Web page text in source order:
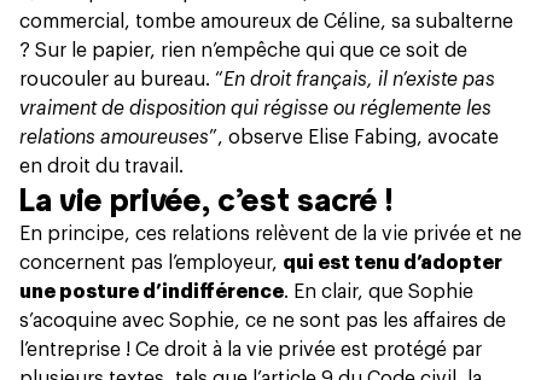
commercial, tombe amoureux de Céline, sa subalterne
? Sur le papier, rien n’empêche qui que ce soit de
roucouler au bureau. “En droit français, il n’existe pas
vraiment de disposition qui régisse ou réglemente les
relations amoureuses”, observe Elise Fabing, avocate
en droit du travail.
La vie privée, c’est sacré !
En principe, ces relations relèvent de la vie privée et ne
concernent pas l’employeur, qui est tenu d’adopter
une posture d’indifférence. En clair, que Sophie
s’acoquine avec Sophie, ce ne sont pas les affaires de
l’entreprise ! Ce droit à la vie privée est protégé par